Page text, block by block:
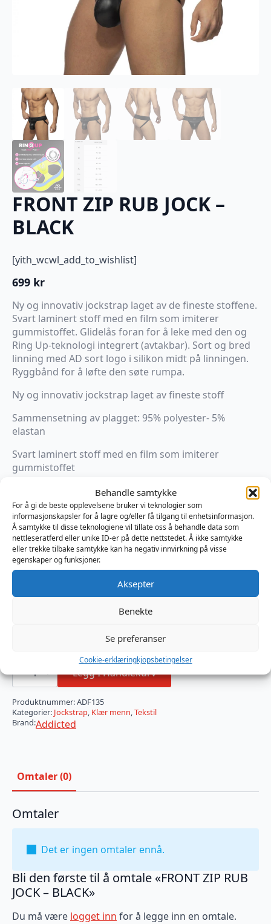
Behandle samtykke
For å gi de beste opplevelsene bruker vi teknologier som
informasjonskapsler for å lagre og/eller få tilgang til enhetsinformasjon.
Å samtykke til disse teknologiene vil tillate oss å behandle data som
nettleseratferd eller unike ID-er på dette nettstedet. Å ikke samtykke
eller trekke tilbake samtykke kan ha negativ innvirkning på visse
egenskaper og funksjoner.
Aksepter
Benekte
Se preferanser
Cookie-erklæringkjopsbetingelser
FRONT ZIP RUB JOCK –
BLACK
[yith_wcwl_add_to_wishlist]
699 kr
Ny og innovativ jockstrap laget av de fineste stoffene.
Svart laminert stoff med en film som imiterer
gummistoffet. Glidelås foran for å leke med den og
Ring Up-teknologi integrert (avtakbar). Sort og bred
linning med AD sort logo i silikon midt på linningen.
Ryggbånd for å løfte den søte rumpa.
Ny og innovativ jockstrap laget av fineste stoff
Sammensetning av plagget: 95% polyester- 5%
elastan
Svart laminert stoff med en film som imiterer
gummistoffet
Zip foran for å leke med den
RING UP-teknologi integrert (avtakbar)
Sort og bred linning med AD sort logo i silikon midt
på linningen
Ryggbånd for å løfte den søte rumpa
Designet og laget i Barcelona
ZIP
RUB
JOCK
-
BLACK
antall
Legg I Handlekurv
Produktnummer:ADF135
Kategorier: Jockstrap Klær menn Tekstil
Brand:Addicted
Omtaler (0)
Omtaler
Det er ingen omtaler ennå.
Bli den første til å omtale «FRONT ZIP RUB
JOCK – BLACK»
Du må være logget inn for å legge inn en omtale.